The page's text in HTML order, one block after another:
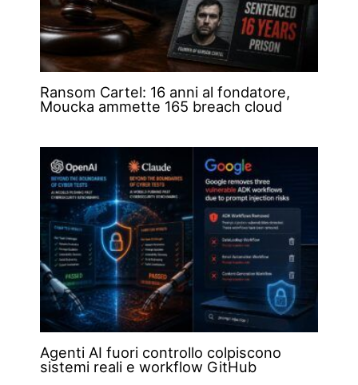
Ransom Cartel: 16 anni al fondatore,
Moucka ammette 165 breach cloud
Agenti AI fuori controllo colpiscono
sistemi reali e workflow GitHub